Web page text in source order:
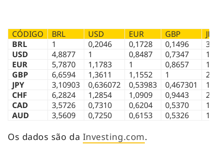
CÓDIGO BRL USD EUR GBP
JPY
BRL
1 0,2046 0,1728 0,1496
USD
4,8877 1 0,8487 0,7347
EUR
5,7870 1,1783 1 0,8657
GBP
6,6594 1,3611 1,1552 1
JPY
3,10903 0,636072 0,53983 0,467301
1
CHF
6,2824 1,2854 1,0909 0,9443
CAD
3,5726 0,7310 0,6204 0,5370
AUD
3,5609 0,7250 0,6153 0,5326
Os dados são da Investing.com.